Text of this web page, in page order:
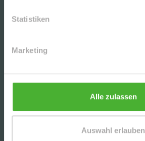
Statistiken
Marketing
Alle zulassen
Auswahl erlauben